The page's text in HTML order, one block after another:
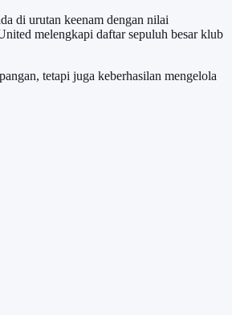
di urutan keenam dengan nilai
melengkapi daftar sepuluh besar klub
tetapi juga keberhasilan mengelola